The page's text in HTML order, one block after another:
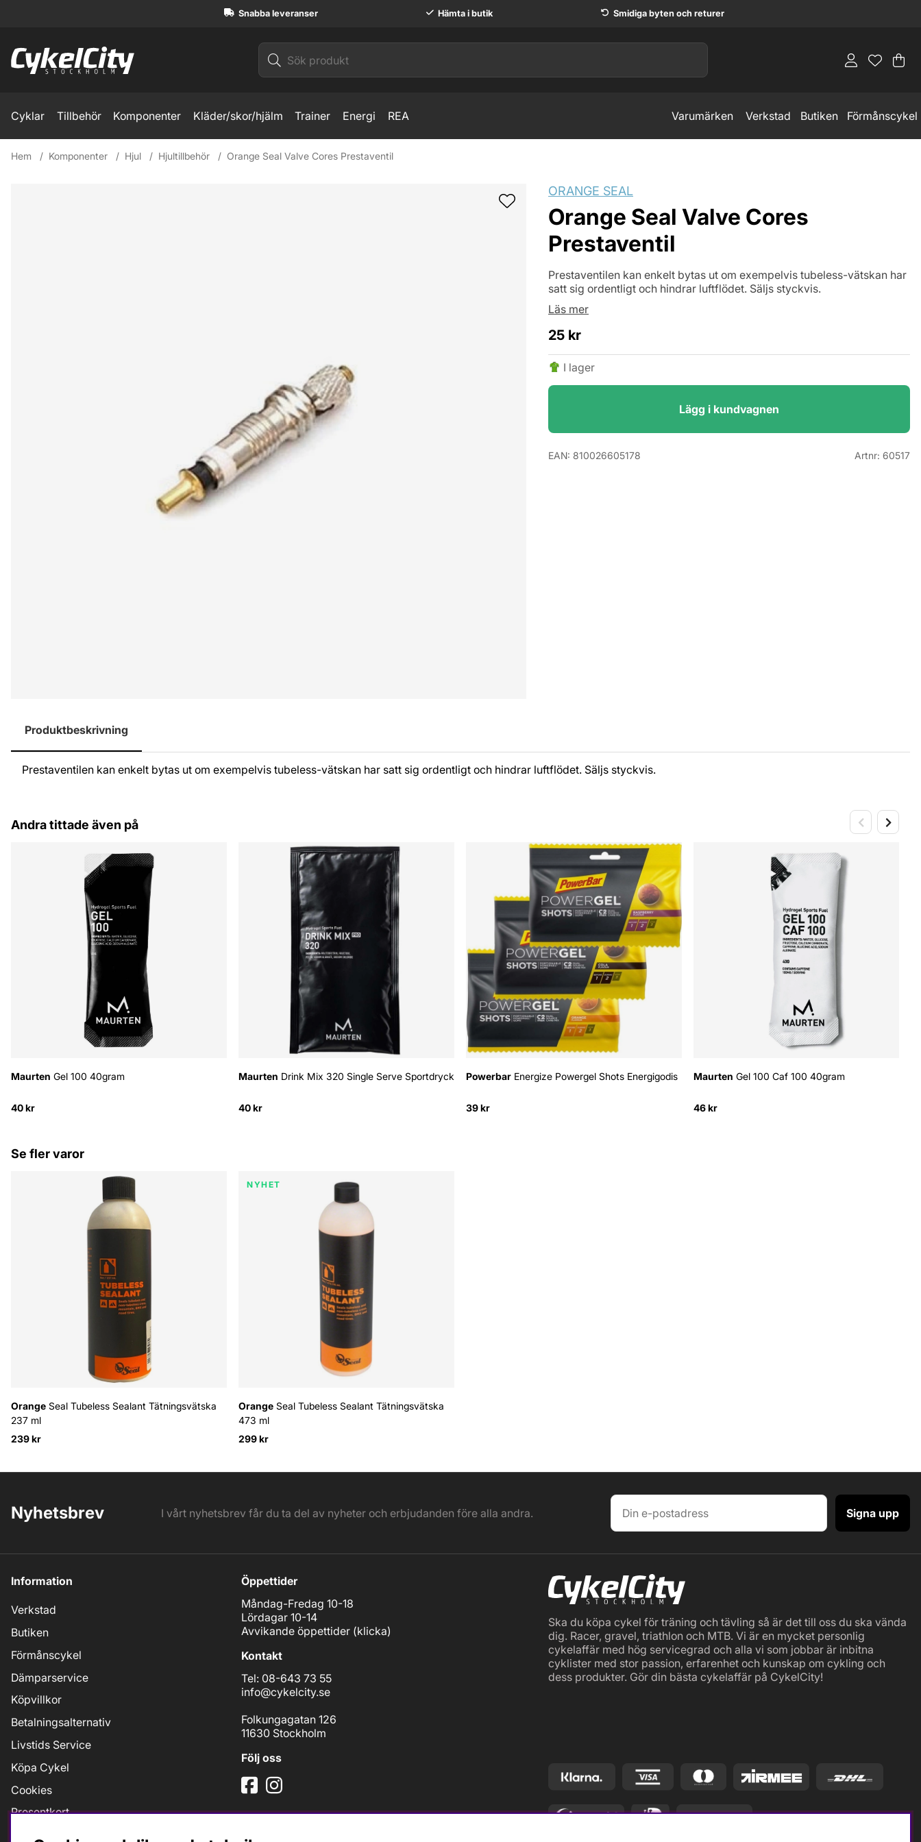
Snabba leveranser Hämta i butik Smidiga byten och returer
.
Cyklar Tillbehör Komponenter Kläder/skor/hjälm Trainer Energi REA Varumärken Verkstad Butiken Förmånscykel
Hem Komponenter Hjul Hjultillbehör Orange Seal Valve Cores Prestaventil
ORANGE SEAL
Orange Seal Valve Cores
Prestaventil
Prestaventilen kan enkelt bytas ut om exempelvis tubeless-vätskan har
satt sig ordentligt och hindrar luftflödet. Säljs styckvis.
Läs mer
25 kr
I lager
Lägg i kundvagnen
EAN: 810026605178 Artnr: 60517
Produktbeskrivning
Prestaventilen kan enkelt bytas ut om exempelvis tubeless-vätskan har satt sig ordentligt och hindrar luftflödet. Säljs styckvis.
Andra tittade även på
Maurten Gel 100 40gram
40 kr
Maurten Drink Mix 320 Single Serve Sportdryck
40 kr
Powerbar Energize Powergel Shots Energigodis
39 kr
Maurten Gel 100 Caf 100 40gram
46 kr
Se fler varor
Orange Seal Tubeless Sealant Tätningsvätska
237 ml
239 kr
NYHET
Orange Seal Tubeless Sealant Tätningsvätska
473 ml
299 kr
Nyhetsbrev I vårt nyhetsbrev får du ta del av nyheter och erbjudanden före alla andra. Signa upp
Information
Verkstad
Butiken
Förmånscykel
Dämparservice
Köpvillkor
Betalningsalternativ
Livstids Service
Köpa Cykel
Cookies
Presentkort
Öppettider
Måndag-Fredag 10-18
Lördagar 10-14
Avvikande öppettider (klicka)
Kontakt
Tel: 08-643 73 55
info@cykelcity.se
Folkungagatan 126
11630 Stockholm
Följ oss
Ska du köpa cykel för träning och tävling så är det till oss du ska vända
dig. Racer, gravel, triathlon och MTB. Vi är en mycket personlig
cykelaffär med hög servicegrad och alla vi som jobbar är inbitna
cyklister med stor passion, erfarenhet och kunskap om cykling och
dess produkter. Gör din bästa cykelaffär på CykelCity!